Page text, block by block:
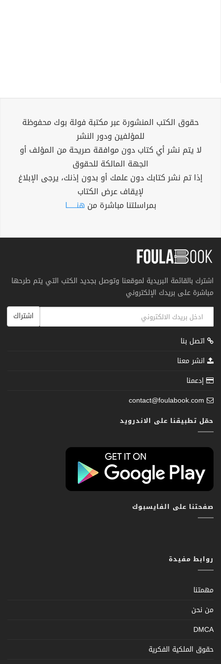
حقوق الكتب المنشورة عبر مكتبة فولة بوك محفوظة
للمؤلفين ودور النشر
لا يتم نشر أي كتاب دون موافقة صريحة من المؤلف أو
الجهة المالكة للحقوق
إذا تم نشر كتابك دون علمك أو بدون إذنك، يرجى الإبلاغ
لإيقاف عرض الكتاب
بمراسلتنا مباشرة من هنــــــا
اشترك بالقائمة البريدية لموقعنا وتوصل بجديد الكتب التي يتم طرحها
مباشرة على بريدك الإلكتروني
اشتراك
اتصل بنا
انشر معنا
إدعمنا
contact@foulabook.com
حمّل تطبيقنا على الاندرويد
صفحتنا على الفايسبوك
روابط مفيدة
مهمتنا
من نحن
DMCA
حقوق الملكية الفكرية